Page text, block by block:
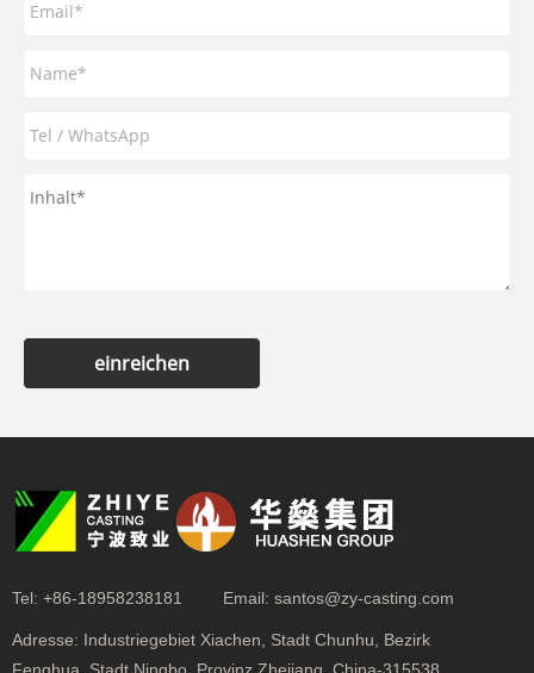
einreichen
Tel: +86-18958238181 Email: santos@zy-casting.com
Adresse: Industriegebiet Xiachen, Stadt Chunhu, Bezirk